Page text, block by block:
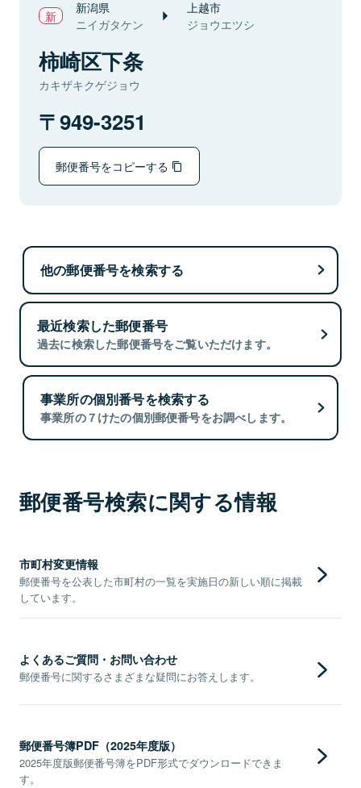
新潟県
ニイガタケン
上越市
ジョウエツシ
柿崎区下条
カキザキクゲジョウ
949-3251
郵便番号をコピーする
他の郵便番号を検索する
最近検索した郵便番号
過去に検索した郵便番号をご覧いただけます。
事業所の個別番号を検索する
事業所の７けたの個別郵便番号をお調べします。
郵便番号検索に関する情報
市町村変更情報
郵便番号を公表した市町村の一覧を実施日の新しい順に掲載
しています。
よくあるご質問・お問い合わせ
郵便番号に関するさまざまな疑問にお答えします。
郵便番号簿PDF（2025年度版）
2025年度版郵便番号簿をPDF形式でダウンロードできま
す。